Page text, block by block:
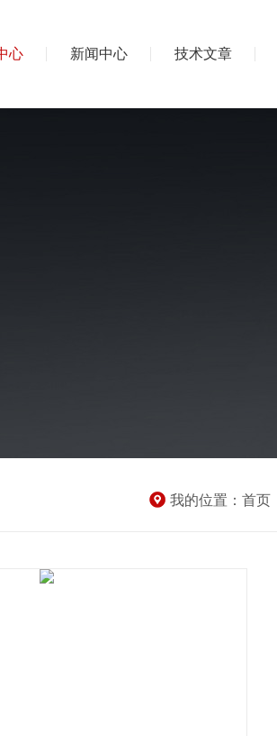
心 新闻中心 技术文章
我的位置： 首页